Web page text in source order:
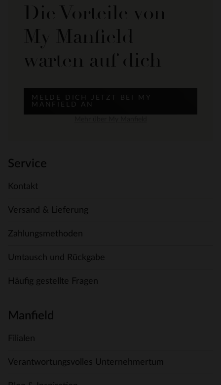
Die Vorteile von
My Manfield
warten auf dich
MELDE DICH JETZT BEI MY
MANFIELD AN
Service
Kontakt
Versand & Lieferung
Zahlungsmethoden
Umtausch und Rückgabe
Häufig gestellte Fragen
Manfield
Filialen
Verantwortungsvolles Unternehmertum